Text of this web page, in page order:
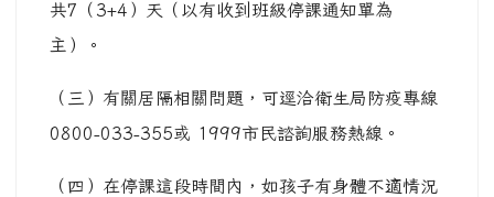
共7（3+4）天（以有收到班級停課通知單為
主）。
（三）有關居隔相關問題，可逕洽衛生局防疫專線
0800-033-355或 1999市民諮詢服務熱線。
（四）在停課這段時間內，如孩子有身體不適情況